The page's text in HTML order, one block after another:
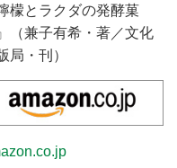
檬とラクダの発酵菓
（兼子有希・著／文化
局・刊）